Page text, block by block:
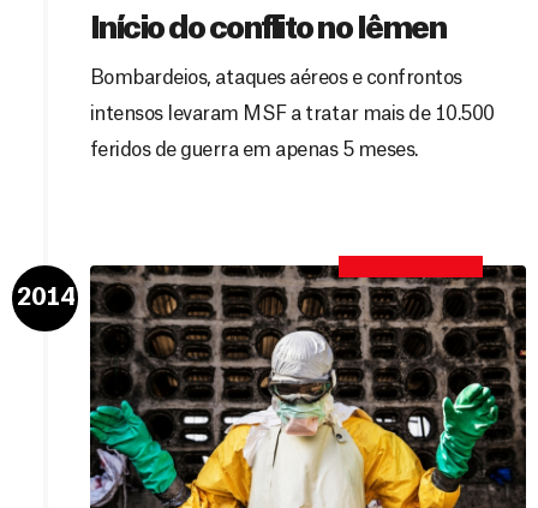
Início do conflito no Iêmen
Bombardeios, ataques aéreos e confrontos
intensos levaram MSF a tratar mais de 10.500
feridos de guerra em apenas 5 meses.
2014